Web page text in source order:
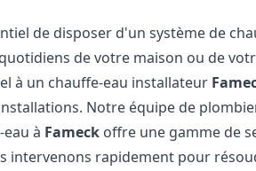
de disposer d'un système de
de votre maison ou de
à un chauffe-eau installateur
Notre équipe de
à Fameck offre une gamme de
intervenons rapidement pour